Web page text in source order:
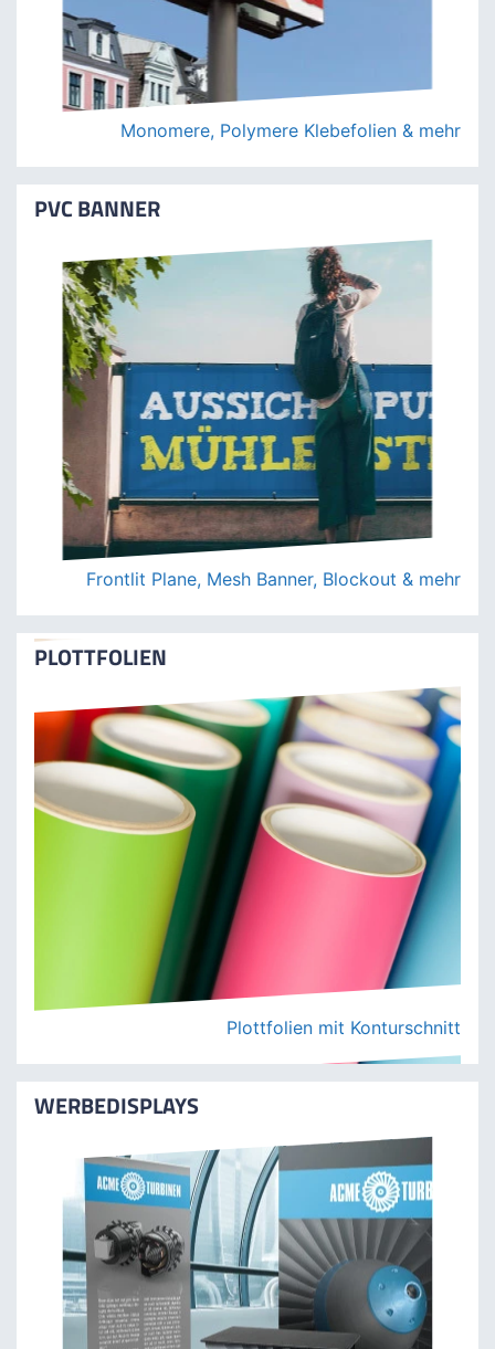
Monomere, Polymere Klebefolien & mehr
PVC BANNER
Frontlit Plane, Mesh Banner, Blockout & mehr
PLOTTFOLIEN
Plottfolien mit Konturschnitt
WERBEDISPLAYS